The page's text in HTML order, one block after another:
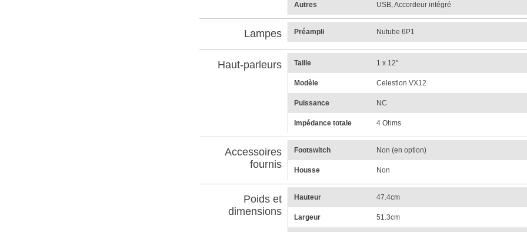
Autres USB, Accordeur intégré
Lampes Préampli Nutube 6P1
Haut-parleurs Taille 1 x 12"
Modèle Celestion VX12
Puissance NC
Impédance totale 4 Ohms
Accessoires
fournis
Footswitch Non (en option)
Housse Non
Poids et
dimensions
Hauteur 47.4cm
Largeur 51.3cm